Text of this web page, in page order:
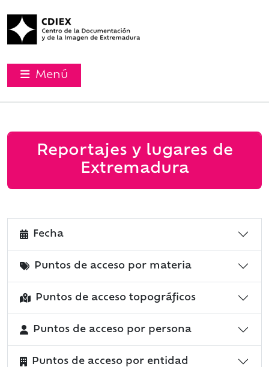
Menú
Reportajes y lugares de
Extremadura
Fecha
Puntos de acceso por materia
Puntos de acceso topográficos
Puntos de acceso por persona
Puntos de acceso por entidad